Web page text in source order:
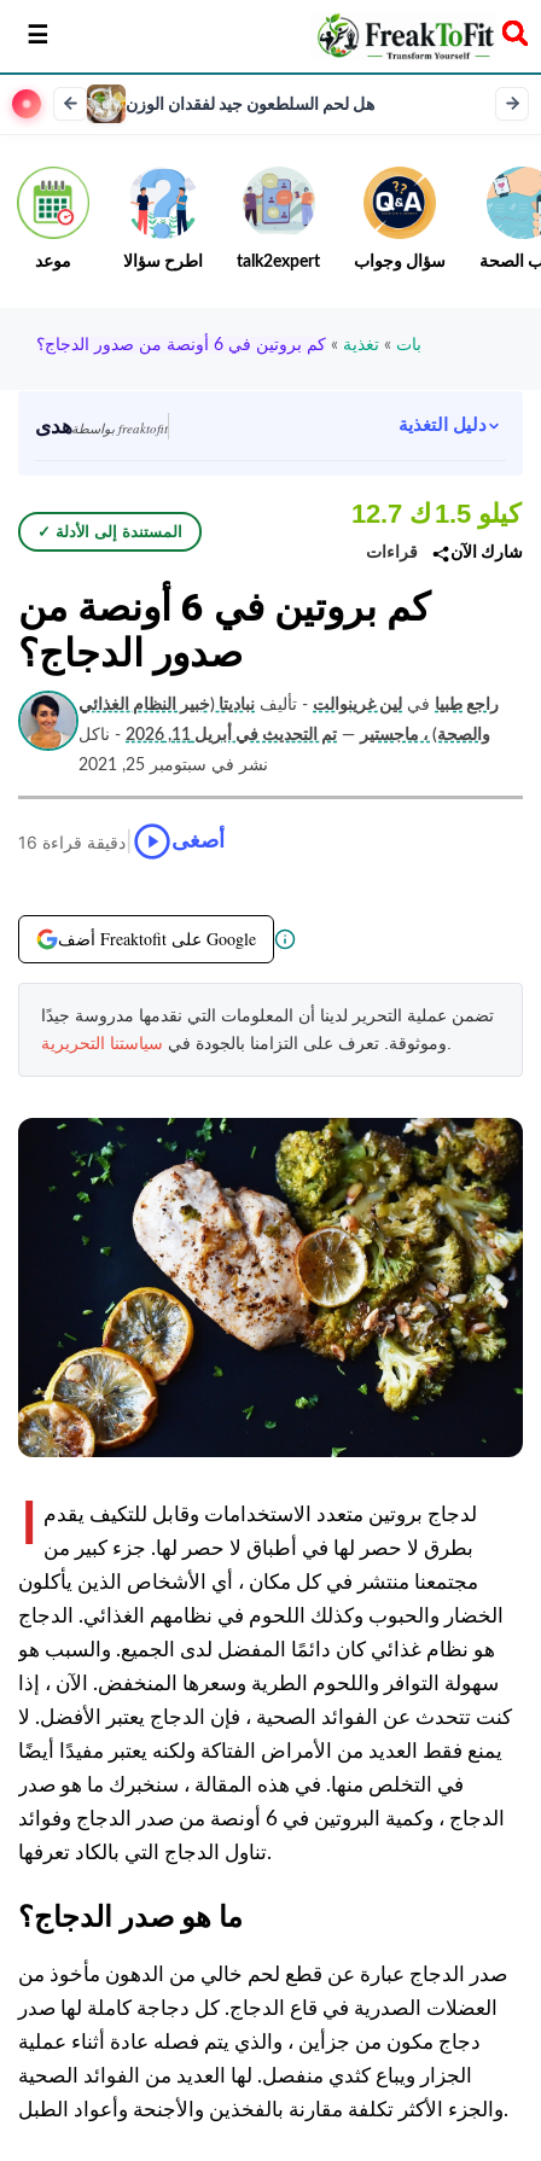
سخر
هل لحم السلطعون جيد لفقدان الوزن
موعد اطرح سؤالا talk2expert سؤال وجواب الصحة
بات » تغذية » كم بروتين في 6 أونصة من صدور الدجاج؟
هدى بواسطة freaktofit دليل التغذية
✓ المستندة إلى الأدلة
12.7 ك
قراءات
1.5 كيلو
شارك الآن
كم بروتين في 6 أونصة من
صدور الدجاج؟
راجع طبيا في لين غرينوالت - تأليف نباديتا (خبير النظام الغذائي
والصحة) ، ماجستير — تم التحديث في أبريل 11, 2026
- ناكل
نشر في سبتومبر 25, 2021
16 دقيقة قراءة أصغى
أضف Freaktofit على Google
تضمن عملية التحرير لدينا أن المعلومات التي نقدمها مدروسة جيدًا
وموثوقة. تعرف على التزامنا بالجودة في سياستنا التحريرية
لدجاج بروتين متعدد الاستخدامات وقابل للتكيف يقدم
بطرق لا حصر لها في أطباق لا حصر لها. جزء كبير من
مجتمعنا منتشر في كل مكان ، أي الأشخاص الذين يأكلون
الخضار والحبوب وكذلك اللحوم في نظامهم الغذائي. الدجاج
هو نظام غذائي كان دائمًا المفضل لدى الجميع. والسبب هو
سهولة التوافر واللحوم الطرية وسعرها المنخفض. الآن ، إذا
كنت تتحدث عن الفوائد الصحية ، فإن الدجاج يعتبر الأفضل. لا
يمنع فقط العديد من الأمراض الفتاكة ولكنه يعتبر مفيدًا أيضًا
في التخلص منها. في هذه المقالة ، سنخبرك ما هو صدر
الدجاج ، وكمية البروتين في 6 أونصة من صدر الدجاج وفوائد
تناول الدجاج التي بالكاد تعرفها.
ما هو صدر الدجاج؟
صدر الدجاج عبارة عن قطع لحم خالي من الدهون مأخوذ من
العضلات الصدرية في قاع الدجاج. كل دجاجة كاملة لها صدر
دجاج مكون من جزأين ، والذي يتم فصله عادة أثناء عملية
الجزار ويباع كثدي منفصل. لها العديد من الفوائد الصحية
والجزء الأكثر تكلفة مقارنة بالفخذين والأجنحة وأعواد الطبل.